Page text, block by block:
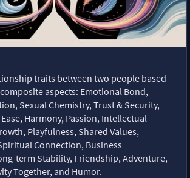
traits between two people based
aspects: Emotional Bond,
Sexual Chemistry, Trust & Security,
Harmony, Passion, Intellectual
Playfulness, Shared Values,
Connection, Business
term Stability, Friendship, Adventure,
Together, and Humor.